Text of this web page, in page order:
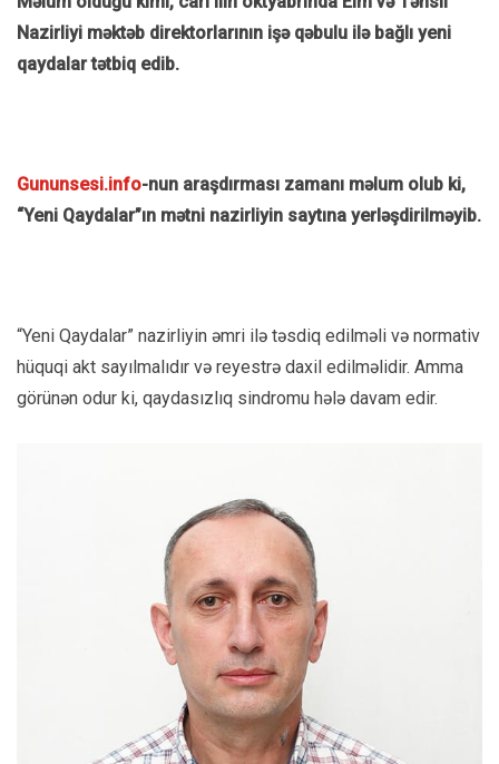
Nazirliyi məktəb direktorlarının işə qəbulu ilə bağlı yeni
qaydalar tətbiq edib.
Gununsesi.info-nun araşdırması zamanı məlum olub ki,
“Yeni Qaydalar”ın mətni nazirliyin saytına yerləşdirilməyib.
“Yeni Qaydalar” nazirliyin əmri ilə təsdiq edilməli və normativ
hüquqi akt sayılmalıdır və reyestrə daxil edilməlidir. Amma
görünən odur ki, qaydasızlıq sindromu hələ davam edir.